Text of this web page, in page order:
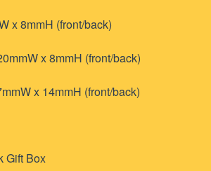
x 8mmH (front/back)
x 8mmH (front/back)
x 14mmH (front/back)
Gift Box